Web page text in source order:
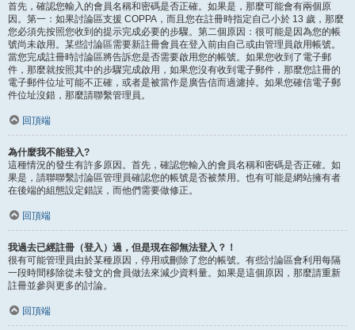
首先，確認您輸入的會員名稱和密碼是否正確。如果是，那麼可能會有兩個原
因。第一：如果討論區支援 COPPA，而且您在註冊時指定自己小於 13 歲，那麼
您必須先按照您收到的提示完成必要的步驟。第二個原因：很可能是因為您的帳
號尚未啟用。某些討論區需要新註冊會員在登入前由自己或由管理員啟用帳號。
當您完成註冊時討論區將告訴您是否需要啟用您的帳號。如果您收到了電子郵
件，那麼就按照其中的步驟完成啟用，如果您沒有收到電子郵件，那麼您註冊的
電子郵件位址可能不正確，或者是被當作是廣告信而過濾掉。如果您確信電子郵
件位址沒錯，那麼請聯繫管理員。
回頂端
為什麼我不能登入?
這種情況的發生有許多原因。首先，確認您輸入的會員名稱和密碼是否正確。如
果是，請聯聯繫討論區管理員確認您的帳號是否被禁用。也有可能是網站擁有者
在後端的組態設定錯誤，而他們需要做修正。
回頂端
我過去已經註冊（登入）過，但是現在卻無法登入？！
很有可能管理員由於某種原因，停用或刪除了您的帳號。有些討論區會利用每隔
一段時間移除從未發文的會員做法來減少資料量。如果是這個原因，那麼請重新
註冊並參與更多的討論。
回頂端